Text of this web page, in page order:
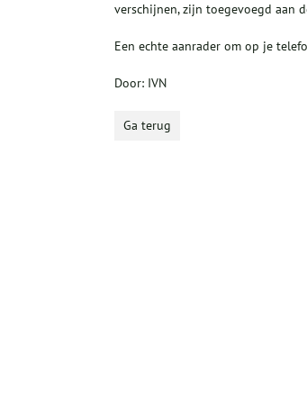
verschijnen, zijn toegevoegd aan
Een echte aanrader om op je
Door: IVN
Ga terug